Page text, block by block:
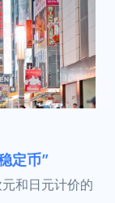
定币”
和日元计价的